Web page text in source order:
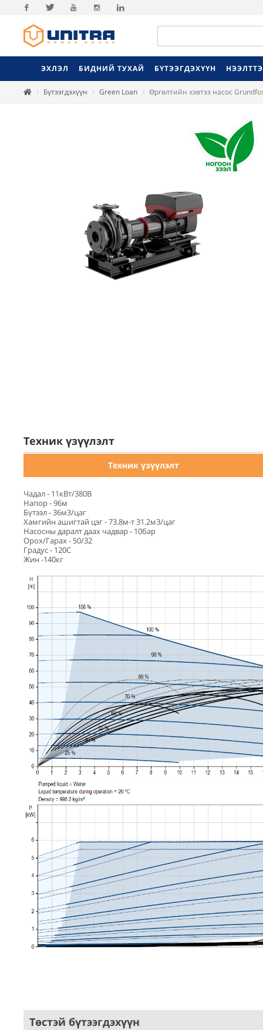
Facebook
ЭХЛЭЛ БИДНИЙ ТУХАЙ БҮТЭЭГДЭХҮҮН
Бүтээгдэхүүн Green Loan Өргөлтийн хэвтээ насос
Техник үзүүлэлт
Техник үзүүлэлт
Чадал - 11кВт/380В
Напор - 96м
Бүтээл - 36м3/цаг
Хамгийн ашигтай цэг - 73.8м-т 31.2м3/цаг
Насосны даралт даах чадвар - 10бар
Орох/Гарах - 50/32
Градус - 120С
Жин -140кг
Төстэй бүтээгдэхүүн